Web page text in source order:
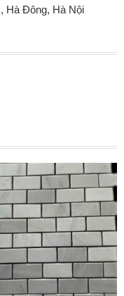
Hà Đông, Hà Nội